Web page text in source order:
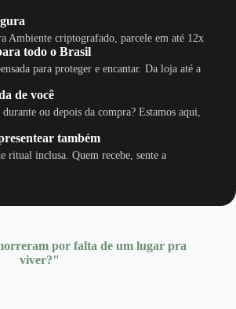
Ambiente criptografado, parcele em até 12x
todo o Brasil
para proteger e encantar. Da loja até a
de você
ou depois da compra? Estamos aqui,
também
ritual inclusa. Quem recebe, sente a
por falta de um lugar pra
viver?"